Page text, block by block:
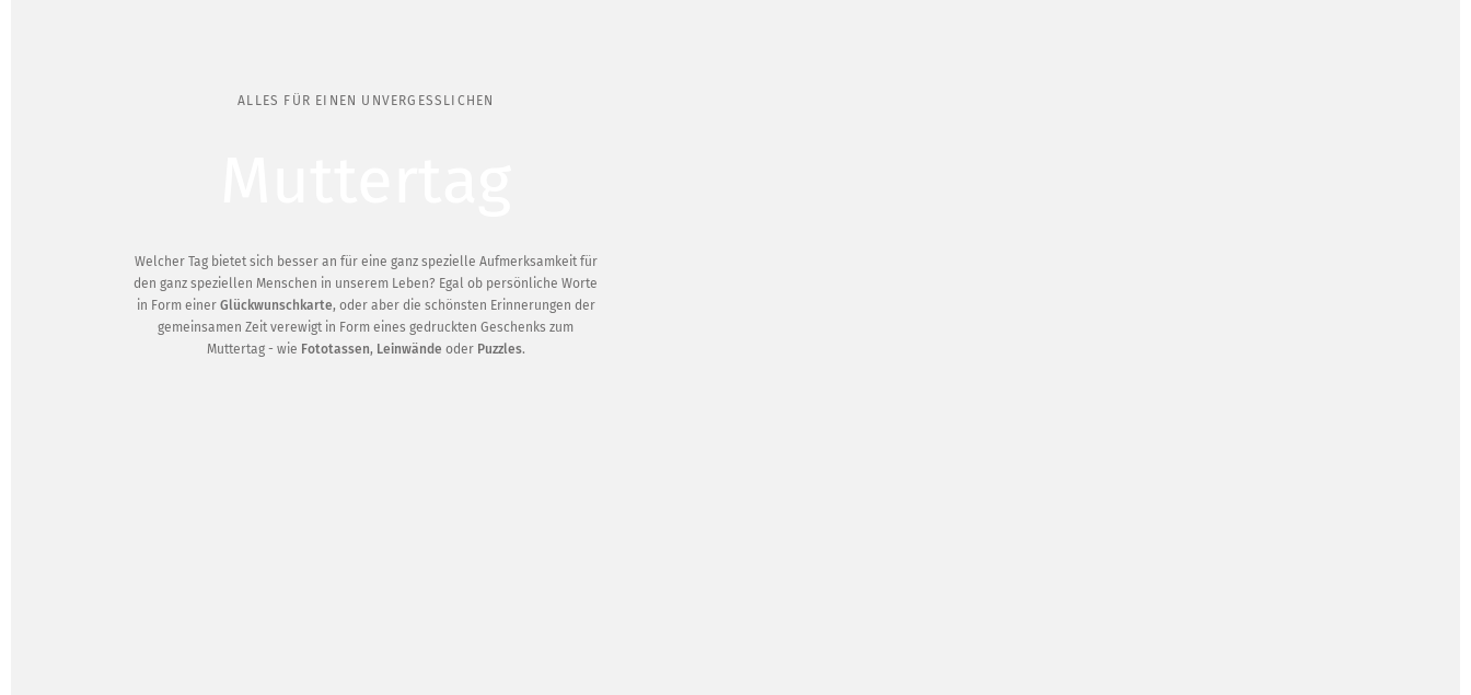
ALLES FÜR EINEN UNVERGESSLICHEN
Welcher Tag bietet sich besser an für eine ganz spezielle Aufmerksamkeit für
den ganz speziellen Menschen in unserem Leben? Egal ob persönliche Worte
in Form einer Glückwunschkarte, oder aber die schönsten Erinnerungen der
gemeinsamen Zeit verewigt in Form eines gedruckten Geschenks zum
Muttertag - wie Fototassen, Leinwände oder Puzzles.